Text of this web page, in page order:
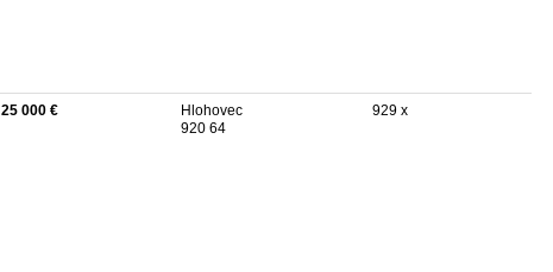
25 000 €
Hlohovec
920 64
929 x